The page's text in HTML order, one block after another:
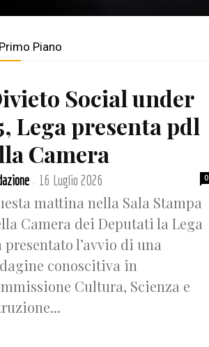
Piano
Social under
Lega presenta pdl
Camera
- 16 Luglio 2026 0
mattina nella Sala Stampa
Camera dei Deputati la Lega
presentato l’avvio di una
conoscitiva in
Cultura, Scienza e